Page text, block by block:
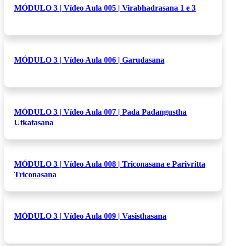
MÓDULO 3 | Vídeo Aula 005 | Virabhadrasana 1 e 3
MÓDULO 3 | Vídeo Aula 006 | Garudasana
MÓDULO 3 | Vídeo Aula 007 | Pada Padangustha
Utkatasana
MÓDULO 3 | Vídeo Aula 008 | Triconasana e Parivritta
Triconasana
MÓDULO 3 | Vídeo Aula 009 | Vasisthasana